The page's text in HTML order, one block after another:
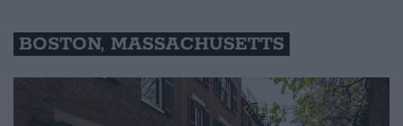
BOSTON, MASSACHUSETTS